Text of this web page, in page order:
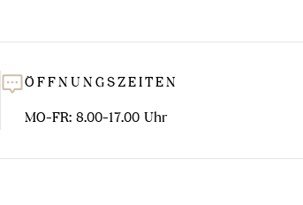
ÖFFNUNGSZEITEN
MO-FR: 8.00-17.00 Uhr